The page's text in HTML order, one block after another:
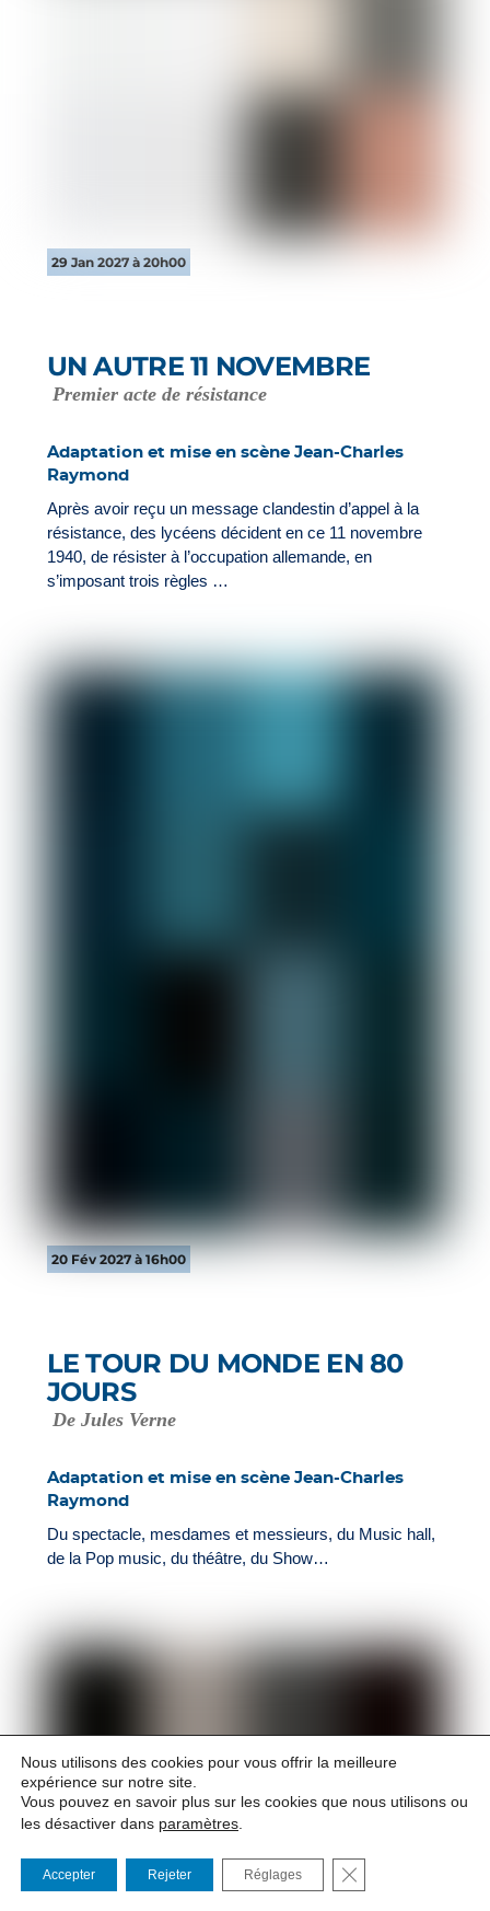
29 Jan 2027 à 20h00
UN AUTRE 11 NOVEMBRE
Premier acte de résistance
Adaptation et mise en scène Jean-Charles
Raymond
Après avoir reçu un message clandestin d’appel à la
résistance, des lycéens décident en ce 11 novembre
1940, de résister à l’occupation allemande, en
s’imposant trois règles …
20 Fév 2027 à 16h00
LE TOUR DU MONDE EN 80
JOURS
De Jules Verne
Adaptation et mise en scène Jean-Charles
Raymond
Du spectacle, mesdames et messieurs, du Music hall,
de la Pop music, du théâtre, du Show…
Nous utilisons des cookies pour vous offrir la meilleure
expérience sur notre site.
Vous pouvez en savoir plus sur les cookies que nous utilisons ou
les désactiver dans paramètres
Accepter Rejeter Réglages FERMER LA